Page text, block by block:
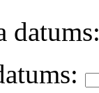
datums: